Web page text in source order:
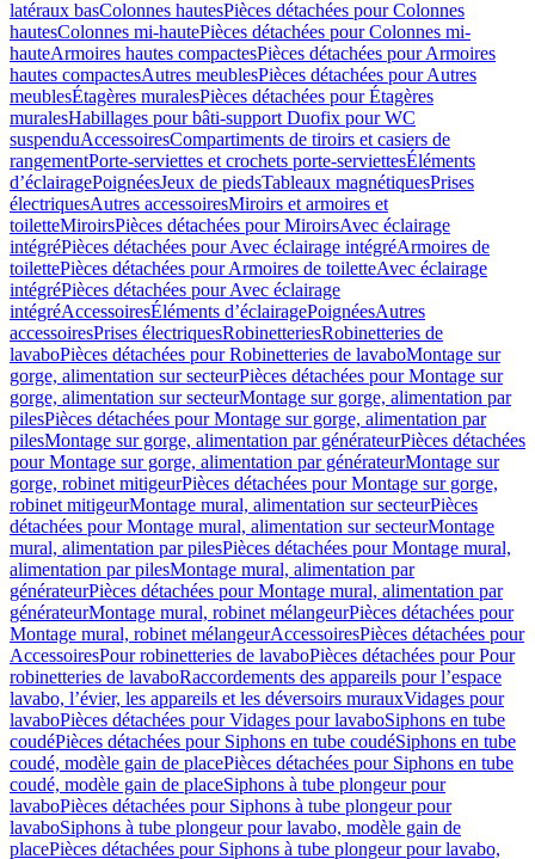
latéraux basColonnes hautesPièces détachées pour Colonnes
hautesColonnes mi-hautePièces détachées pour Colonnes mi-
hauteArmoires hautes compactesPièces détachées pour Armoires
hautes compactesAutres meublesPièces détachées pour Autres
meublesÉtagères muralesPièces détachées pour Étagères
muralesHabillages pour bâti-support Duofix pour WC
suspenduAccessoiresCompartiments de tiroirs et casiers de
rangementPorte-serviettes et crochets porte-serviettesÉléments
d’éclairagePoignéesJeux de piedsTableaux magnétiquesPrises
électriquesAutres accessoiresMiroirs et armoires et
toiletteMiroirsPièces détachées pour MiroirsAvec éclairage
intégréPièces détachées pour Avec éclairage intégréArmoires de
toilettePièces détachées pour Armoires de toiletteAvec éclairage
intégréPièces détachées pour Avec éclairage
intégréAccessoiresÉléments d’éclairagePoignéesAutres
accessoiresPrises électriquesRobinetteriesRobinetteries de
lavaboPièces détachées pour Robinetteries de lavaboMontage sur
gorge, alimentation sur secteurPièces détachées pour Montage sur
gorge, alimentation sur secteurMontage sur gorge, alimentation par
pilesPièces détachées pour Montage sur gorge, alimentation par
pilesMontage sur gorge, alimentation par générateurPièces détachées
pour Montage sur gorge, alimentation par générateurMontage sur
gorge, robinet mitigeurPièces détachées pour Montage sur gorge,
robinet mitigeurMontage mural, alimentation sur secteurPièces
détachées pour Montage mural, alimentation sur secteurMontage
mural, alimentation par pilesPièces détachées pour Montage mural,
alimentation par pilesMontage mural, alimentation par
générateurPièces détachées pour Montage mural, alimentation par
générateurMontage mural, robinet mélangeurPièces détachées pour
Montage mural, robinet mélangeurAccessoiresPièces détachées pour
AccessoiresPour robinetteries de lavaboPièces détachées pour Pour
robinetteries de lavaboRaccordements des appareils pour l’espace
lavabo, l’évier, les appareils et les déversoirs murauxVidages pour
lavaboPièces détachées pour Vidages pour lavaboSiphons en tube
coudéPièces détachées pour Siphons en tube coudéSiphons en tube
coudé, modèle gain de placePièces détachées pour Siphons en tube
coudé, modèle gain de placeSiphons à tube plongeur pour
lavaboPièces détachées pour Siphons à tube plongeur pour
lavaboSiphons à tube plongeur pour lavabo, modèle gain de
placePièces détachées pour Siphons à tube plongeur pour lavabo,